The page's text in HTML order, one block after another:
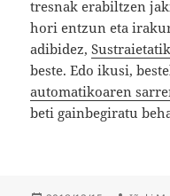
tresnak erabiltzen
hori entzun eta
adibidez,
beste. Edo ikusi,
automatikoaren
beti gainbegiratu